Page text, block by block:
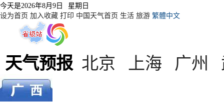
今天是2026年8月9日
星期日
设为首页 加入收藏 打印 中国天气首页 生活 旅游 繁體中文
天气预报 北京 上海 广州